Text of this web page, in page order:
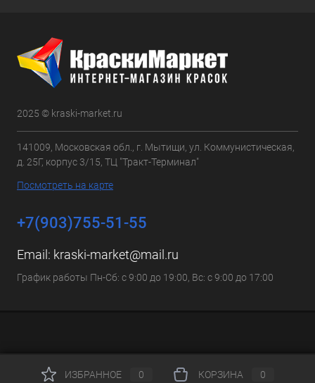
2025 © kraski-market.ru
141009, Московская обл., г. Мытищи, ул. Коммунистическая,
д. 25Г, корпус 3/15, ТЦ "Тракт-Терминал"
Посмотреть на карте
+7(903)755-51-55
Email: kraski-market@mail.ru
График работы Пн-Сб: с 9:00 до 19:00, Вс: с 9:00 до 17:00
ИЗБРАННОЕ 0 КОРЗИНА 0